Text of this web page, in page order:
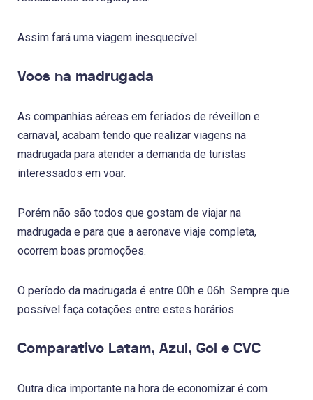
Assim fará uma viagem inesquecível.
Voos na madrugada
As companhias aéreas em feriados de réveillon e
carnaval, acabam tendo que realizar viagens na
madrugada para atender a demanda de turistas
interessados em voar.
Porém não são todos que gostam de viajar na
madrugada e para que a aeronave viaje completa,
ocorrem boas promoções.
O período da madrugada é entre 00h e 06h. Sempre que
possível faça cotações entre estes horários.
Comparativo Latam, Azul, Gol e CVC
Outra dica importante na hora de economizar é com